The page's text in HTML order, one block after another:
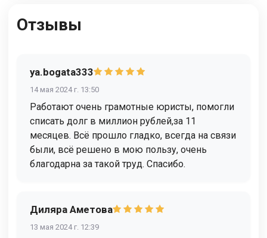
Отзывы
ya.bogata333
14 мая 2024 г. 13:50
Работают очень грамотные юристы, помогли
списать долг в миллион рублей,за 11
месяцев. Всё прошло гладко, всегда на связи
были, всё решено в мою пользу, очень
благодарна за такой труд. Спасибо.
Диляра Аметова
13 мая 2024 г. 12:39